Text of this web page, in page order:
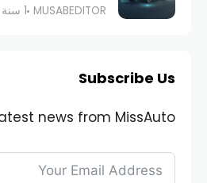
MUSABEDITOR 1 سنة AGO
Subscribe Us
news from MissAuto